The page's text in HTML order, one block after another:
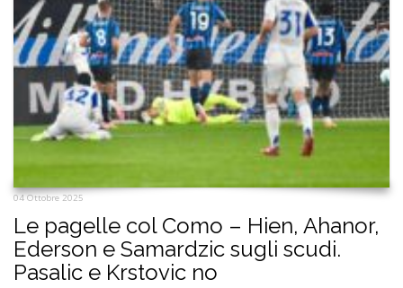
04 Ottobre 2025
Le pagelle col Como – Hien, Ahanor,
Ederson e Samardzic sugli scudi.
Pasalic e Krstovic no